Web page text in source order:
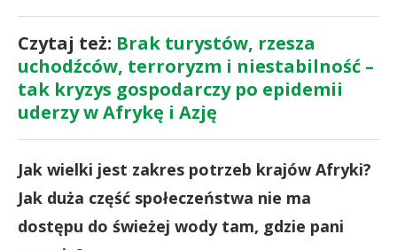
Czytaj też: Brak turystów, rzesza
uchodźców, terroryzm i niestabilność –
tak kryzys gospodarczy po epidemii
uderzy w Afrykę i Azję
Jak wielki jest zakres potrzeb krajów Afryki?
Jak duża część społeczeństwa nie ma
dostępu do świeżej wody tam, gdzie pani